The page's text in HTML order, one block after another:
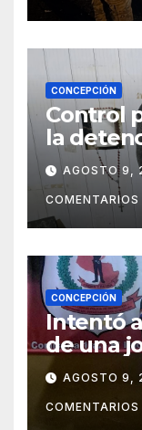
CONCEPCIÓN
Control
la
AGOSTO 9,
COMENTARIOS
CONCEPCIÓN
Intentó
de una
y fue
AGOSTO 9,
COMENTARIOS